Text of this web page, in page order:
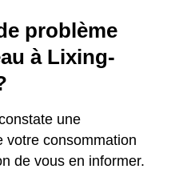
problème
à Lixing-
une
votre consommation
de vous en informer.